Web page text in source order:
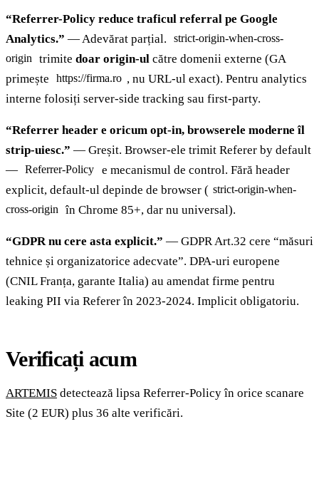
“Referrer-Policy reduce traficul referral pe Google
Analytics.” — Adevărat parțial.
strict-origin-when-cross-
origin trimitedoar origin-ul către domenii externe (GA
primește
https://firma.ro , nu URL-ul exact). Pentru analytics
interne folosiți server-side tracking sau first-party.
“Referrer header e oricum opt-in, browserele moderne îl
strip-uiesc.” — Greșit. Browser-ele trimit Referer by default
—
Referrer-Policy
e mecanismul de control. Fără header
explicit, default-ul depinde de browser ( strict-origin-when-
cross-origin în Chrome 85+, dar nu universal).
“GDPR nu cere asta explicit.” — GDPR Art.32 cere “măsuri
tehnice și organizatorice adecvate”. DPA-uri europene
(CNIL Franța, garante Italia) au amendat firme pentru
leaking PII via Referer în 2023-2024. Implicit obligatoriu.
Verificați acum
ARTEMIS detectează lipsa Referrer-Policy în orice scanare
Site (2 EUR) plus 36 alte verificări.